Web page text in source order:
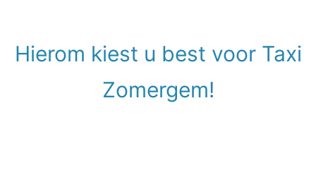
Hierom kiest u best voor Taxi
Zomergem!